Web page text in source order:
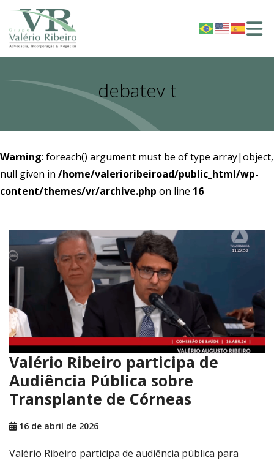
debatev t
Warning: foreach() argument must be of type array|object,
null given in /home/valerioribeiroad/public_html/wp-
content/themes/vr/archive.php on line 16
Valério Ribeiro participa de
Audiência Pública sobre
Transplante de Córneas
16 de abril de 2026
Valério Ribeiro participa de audiência pública para